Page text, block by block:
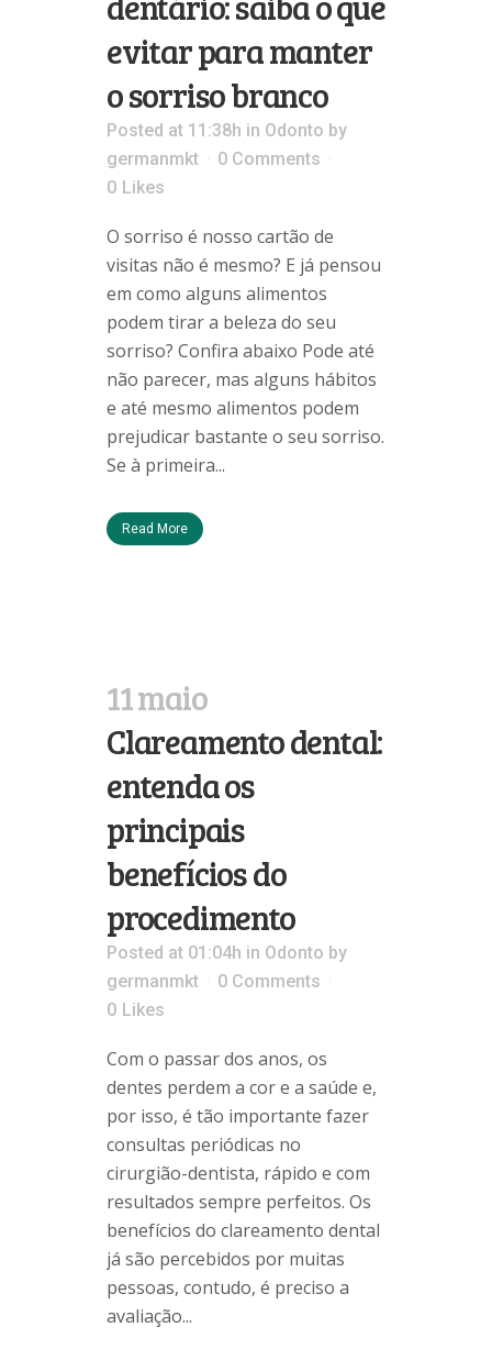
evitar para manter
o sorriso branco
Posted at 11:38h in Odonto by
germanmkt
0 Comments
0 Likes
O sorriso é nosso cartão de
visitas não é mesmo? E já pensou
em como alguns alimentos
podem tirar a beleza do seu
sorriso? Confira abaixo Pode até
não parecer, mas alguns hábitos
e até mesmo alimentos podem
prejudicar bastante o seu sorriso.
Se à primeira...
Read More
11 maio
Clareamento dental:
entenda os
principais
benefícios do
procedimento
Posted at 01:04h in Odonto by
germanmkt
0 Comments
0 Likes
Com o passar dos anos, os
dentes perdem a cor e a saúde e,
por isso, é tão importante fazer
consultas periódicas no
cirurgião-dentista, rápido e com
resultados sempre perfeitos. Os
benefícios do clareamento dental
já são percebidos por muitas
pessoas, contudo, é preciso a
avaliação...